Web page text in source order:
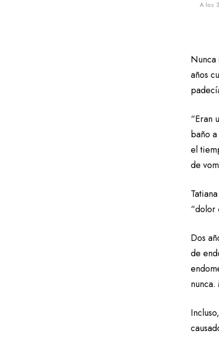
A los
años
“Eran
baño
el
de
“dolor
Dos
de